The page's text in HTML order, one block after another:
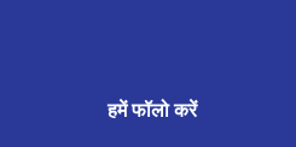
हमें फॉलो करें